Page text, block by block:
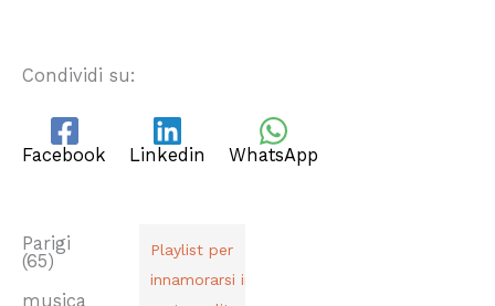
Condividi su:
Facebook Linkedin WhatsApp
Playlist per
innamorarsi in
Parigi
(65)
musica